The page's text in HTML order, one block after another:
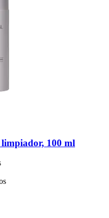
limpiador, 100 ml